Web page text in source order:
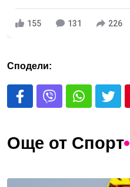
155 131 226
Сподели:
Още от Спорт